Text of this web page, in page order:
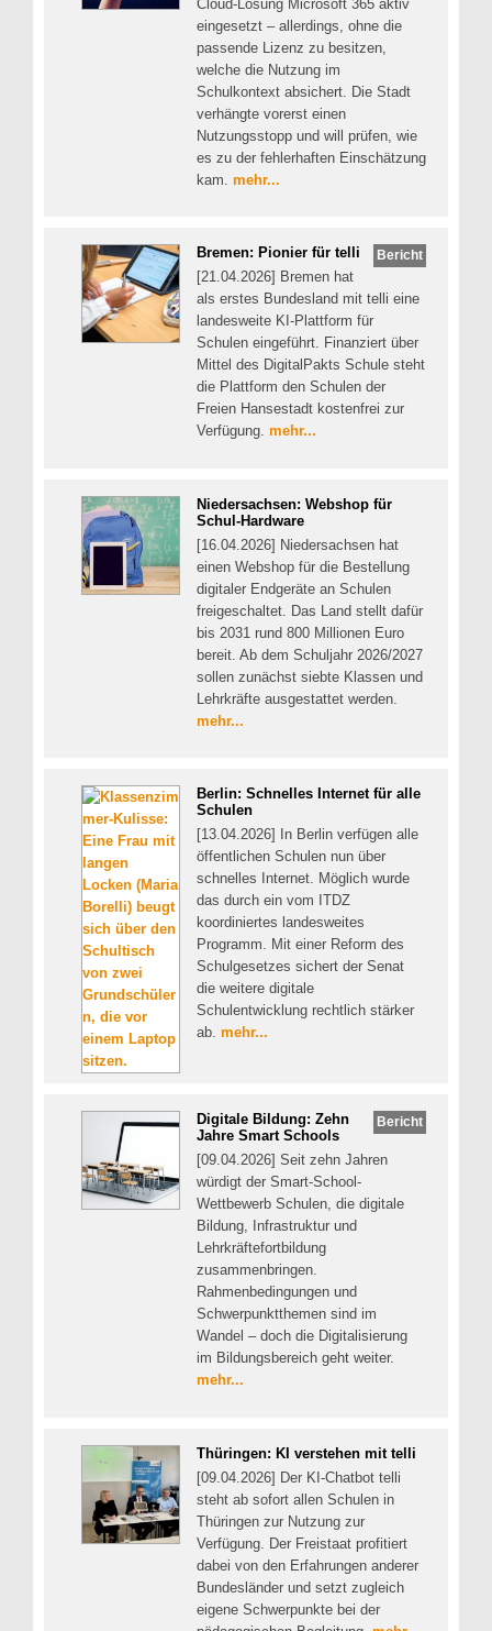
Cloud-Lösung Microsoft 365 aktiv
eingesetzt – allerdings, ohne die
passende Lizenz zu besitzen,
welche die Nutzung im
Schulkontext absichert. Die Stadt
verhängte vorerst einen
Nutzungsstopp und will prüfen, wie
es zu der fehlerhaften Einschätzung
kam. mehr...
Bericht
Bremen: Pionier für telli
[21.04.2026] Bremen hat
als erstes Bundesland mit telli eine
landesweite KI-Plattform für
Schulen eingeführt. Finanziert über
Mittel des DigitalPakts Schule steht
die Plattform den Schulen der
Freien Hansestadt kostenfrei zur
Verfügung. mehr...
Niedersachsen: Webshop für
Schul-Hardware
[16.04.2026] Niedersachsen hat
einen Webshop für die Bestellung
digitaler Endgeräte an Schulen
freigeschaltet. Das Land stellt dafür
bis 2031 rund 800 Millionen Euro
bereit. Ab dem Schuljahr 2026/2027
sollen zunächst siebte Klassen und
Lehrkräfte ausgestattet werden.
mehr...
Berlin: Schnelles Internet für alle
Schulen
[13.04.2026] In Berlin verfügen alle
öffentlichen Schulen nun über
schnelles Internet. Möglich wurde
das durch ein vom ITDZ
koordiniertes landesweites
Programm. Mit einer Reform des
Schulgesetzes sichert der Senat
die weitere digitale
Schulentwicklung rechtlich stärker
ab. mehr...
Bericht
Digitale Bildung: Zehn
Jahre Smart Schools
[09.04.2026] Seit zehn Jahren
würdigt der Smart-School-
Wettbewerb Schulen, die digitale
Bildung, Infrastruktur und
Lehrkräftefortbildung
zusammenbringen.
Rahmenbedingungen und
Schwerpunktthemen sind im
Wandel – doch die Digitalisierung
im Bildungsbereich geht weiter.
mehr...
Thüringen: KI verstehen mit telli
[09.04.2026] Der KI-Chatbot telli
steht ab sofort allen Schulen in
Thüringen zur Nutzung zur
Verfügung. Der Freistaat profitiert
dabei von den Erfahrungen anderer
Bundesländer und setzt zugleich
eigene Schwerpunkte bei der